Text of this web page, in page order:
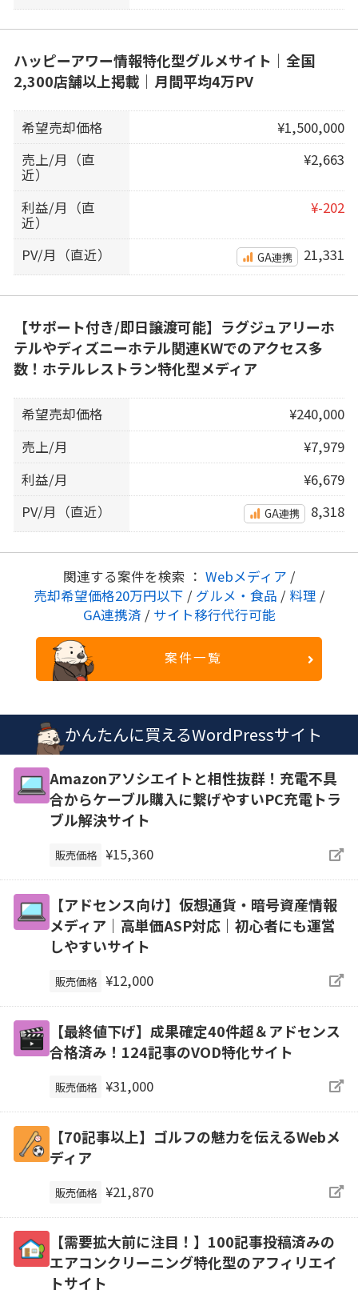
ハッピーアワー情報特化型グルメサイト｜全国
2,300店舗以上掲載｜月間平均4万PV
希望売却価格
¥1,500,000
売上/月（直
近）
¥2,663
利益/月（直
近）
¥-202
PV/月（直近） GA連携 21,331
【サポート付き/即日譲渡可能】ラグジュアリーホ
テルやディズニーホテル関連KWでのアクセス多
数！ホテルレストラン特化型メディア
希望売却価格
¥240,000
売上/月
¥7,979
利益/月
¥6,679
PV/月（直近）
GA連携 8,318
関連する案件を検索 ： Webメディア /
売却希望価格20万円以下 / グルメ・食品 / 料理 /
GA連携済 / サイト移行代行可能
案件一覧
かんたんに買えるWordPressサイト
Amazonアソシエイトと相性抜群！充電不具
合からケーブル購入に繋げやすいPC充電トラ
ブル解決サイト
販売価格 ¥15,360
【アドセンス向け】仮想通貨・暗号資産情報
メディア｜高単価ASP対応｜初心者にも運営
しやすいサイト
販売価格 ¥12,000
【最終値下げ】成果確定40件超＆アドセンス
合格済み！124記事のVOD特化サイト
販売価格 ¥31,000
【70記事以上】ゴルフの魅力を伝えるWebメ
ディア
販売価格 ¥21,870
【需要拡大前に注目！】100記事投稿済みの
エアコンクリーニング特化型のアフィリエイ
トサイト